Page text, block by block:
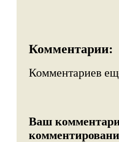
Комментарии:
Комментариев
Ваш